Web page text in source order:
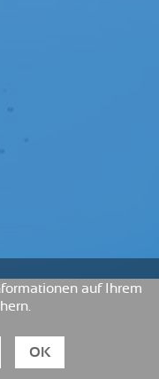
auf Ihrem
OK